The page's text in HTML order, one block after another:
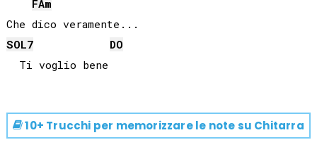
FAm
SOL7
DO
10+ Trucchi per memorizzare le note su Chitarra